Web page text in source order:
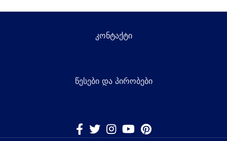
კონტაქტი
წესები და პირობები